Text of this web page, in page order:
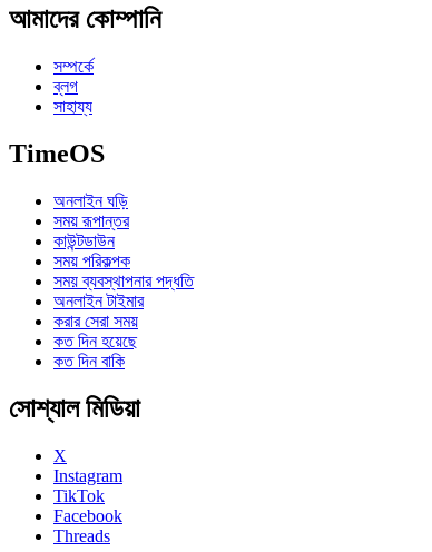
আমাদের কোম্পানি
সম্পর্কে
ব্লগ
সাহায্য
TimeOS
অনলাইন ঘড়ি
সময় রূপান্তর
কাউন্টডাউন
সময় পরিকল্পক
সময় ব্যবস্থাপনার পদ্ধতি
অনলাইন টাইমার
করার সেরা সময়
কত দিন হয়েছে
কত দিন বাকি
সোশ্যাল মিডিয়া
X
Instagram
TikTok
Facebook
Threads